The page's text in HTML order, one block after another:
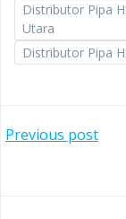
Distributor Pipa
Utara
Distributor Pipa
Post
Previous post